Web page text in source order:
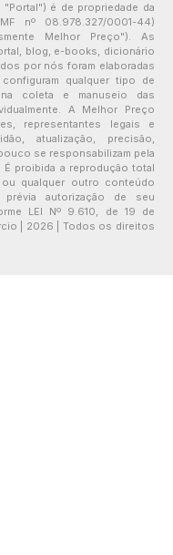
é de propriedade da
nº 08.978.327/0001-44)
Melhor Preço"). As
blog, e-books, dicionário
por nós foram elaboradas
qualquer tipo de
coleta e manuseio das
A Melhor Preço
representantes legais e
atualização, precisão,
se responsabilizam pela
proibida a reprodução total
qualquer outro conteúdo
autorização de seu
LEI Nº 9.610, de 19 de
| 2026 | Todos os direitos